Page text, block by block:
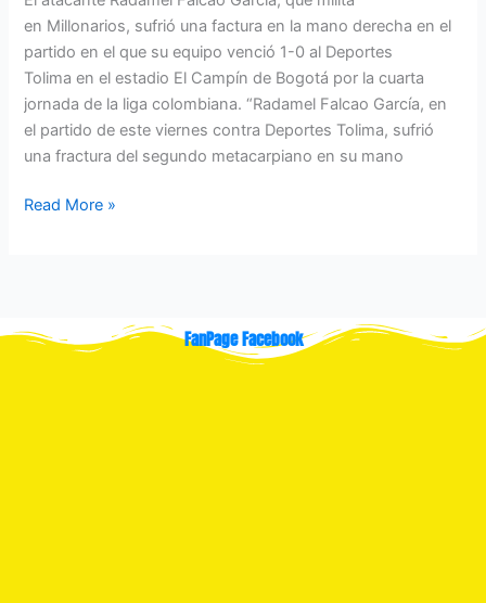
en Millonarios, sufrió una factura en la mano derecha en el
partido en el que su equipo venció 1-0 al Deportes
Tolima en el estadio El Campín de Bogotá por la cuarta
jornada de la liga colombiana. “Radamel Falcao García, en
el partido de este viernes contra Deportes Tolima, sufrió
una fractura del segundo metacarpiano en su mano
Read More »
FanPage Facebook